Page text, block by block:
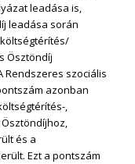
leadása is,
leadása során
Ösztöndíj
szociális
azonban
,
és a
Ezt a pontszám